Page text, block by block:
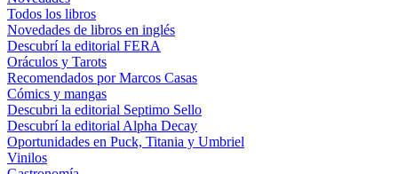
Todos los libros
Novedades de libros en inglés
Descubrí la editorial FERA
Oráculos y Tarots
Recomendados por Marcos Casas
Cómics y mangas
Descubri la editorial Septimo Sello
Descubrí la editorial Alpha Decay
Oportunidades en Puck, Titania y Umbriel
Vinilos